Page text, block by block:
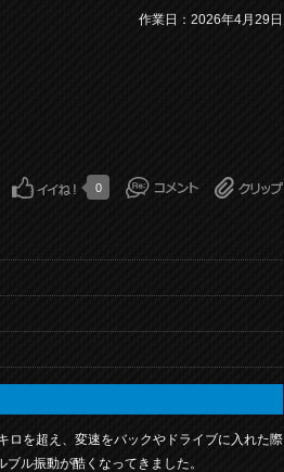
作業日：2026年4月29日
0
ロを超え、変速をバックやドライブに入れた際
ブル振動が酷くなってきました。